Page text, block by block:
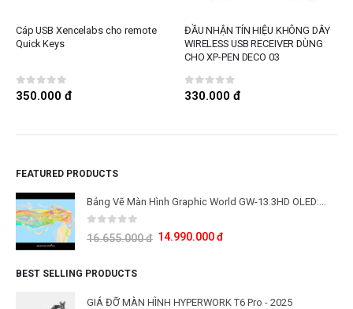
Cáp USB Xencelabs cho remote
Quick Keys
0out of 5
350.000 đ
ĐẦU NHẬN TÍN HIỆU KHÔNG DÂY
WIRELESS USB RECEIVER DÙNG
CHO XP-PEN DECO 03
0out of 5
330.000 đ
FEATURED PRODUCTS
Bảng Vẽ Màn Hình Graphic World GW-13.3HD OLED: Công Nghệ Màn Hình OLED Thế Hệ Mới
0 out of 5
16.655.000đ 14.990.000đ
BEST SELLING PRODUCTS
GIÁ ĐỠ MÀN HÌNH HYPERWORK T6 Pro - 2025